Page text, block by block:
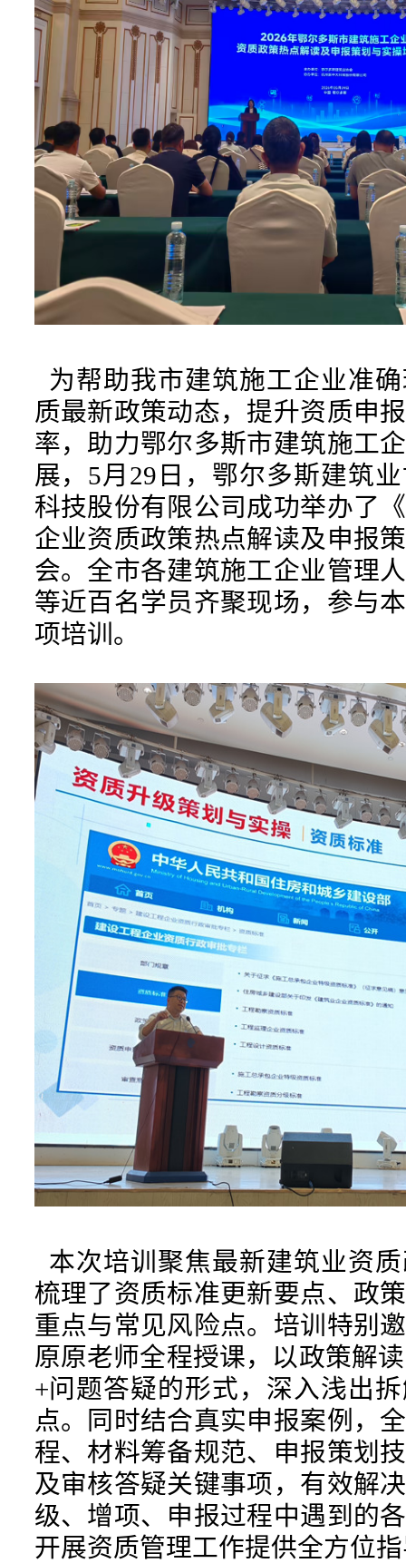
为帮助我市建筑施工企业准
质最新政策动态，提升资质申
率，助力鄂尔多斯市建筑施工
展，5月29日，鄂尔多斯建筑
科技股份有限公司成功举办了
企业资质政策热点解读及申报
会。全市各建筑施工企业管理
等近百名学员齐聚现场，参与
项培训。
本次培训聚焦最新建筑业资
梳理了资质标准更新要点、政
重点与常见风险点。培训特别
原原老师全程授课，以政策解
+问题答疑的形式，深入浅出
点。同时结合真实申报案例，
程、材料筹备规范、申报策划
及审核答疑关键事项，有效解
级、增项、申报过程中遇到的
开展资质管理工作提供全方位